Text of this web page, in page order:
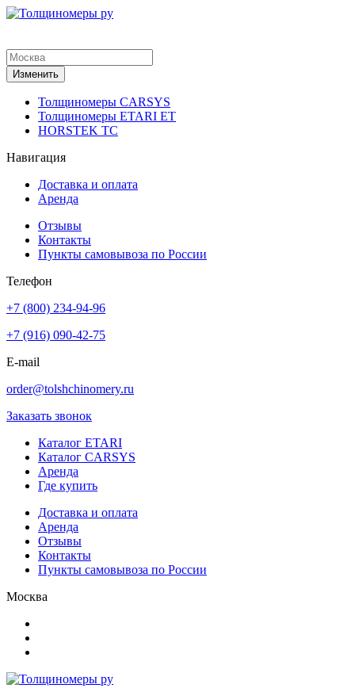
Изменить
Толщиномеры CARSYS
Толщиномеры ETARI ET
HORSTEK TC
Навигация
Доставка и оплата
Аренда
Отзывы
Контакты
Пункты самовывоза по России
Телефон
+7 (800) 234-94-96
+7 (916) 090-42-75
E-mail
order@tolshchinomery.ru
Заказать звонок
Каталог ETARI
Каталог CARSYS
Аренда
Где купить
Доставка и оплата
Аренда
Отзывы
Контакты
Пункты самовывоза по России
Москва